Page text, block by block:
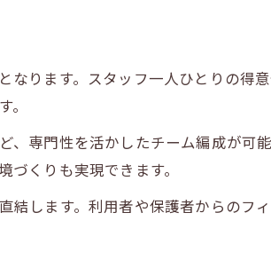
響ります。スタッフ一人ひとりの得
、専門性を活かしたチーム編成が可
くりも実現できます。
結します。利用者や保護者からのフ